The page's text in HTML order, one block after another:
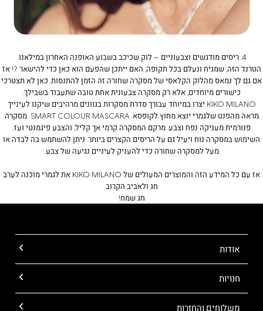
4. ריסים מודגשים וצבעוניים –
לוק שכיכב בשבוע האופנה האחרון במילאנו.
הטרנד הזה, שמגיח ונעלם בכל תקופה, האם ייתכן שהפעם הוא כאן כדי להישאר ?! אז
אם גם לך נמאס מהלוק הקלאסי של מסקרה שחורה זה הזמן להתנסות. כאן לא תצטרכי
כישורים מיוחדים, אלא רק מסקרה צבעונית אחת טובה שתעבוד בשבילך.
KIKO MILANO יצרו במיוחד עבורך סדרת מסקרות בגוונים מרהיבים שיקנו לעינייך
מראה מהפנט שלגמרי יוצא מחוץ לקופסא.
מסקרה
פנורמית מעניקה נפח וצבע. מרקם המסקרה קרמי אך קליל, והצבע פיגמנטי ועז.
השימוש במסקרה נוח ויעיל גם על הריסים הקצרים ביותר. ניתן להשתמש בה לבדה או
מעל למסקרה שחורה כדי להעניק לעיניים נגיעה של צבע.
אז עם כל המידע הזה והמוצרים המעולים של KIKO MILANO את לגמרי מוכנה לערב
חג ולאביב הקרוב
חג שמח!
אודות
חנויות
משלוחים והחזרות